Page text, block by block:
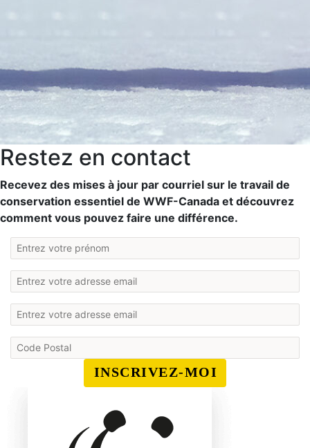
Restez en contact
Recevez des mises à jour par courriel sur le travail de
conservation essentiel de WWF-Canada et découvrez
comment vous pouvez faire une différence.
INSCRIVEZ-MOI